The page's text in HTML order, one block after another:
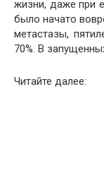
жизни, даже при
было начато
метастазы,
70%. В
Читайте далее: